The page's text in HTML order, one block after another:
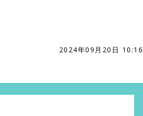
2024年09月20日 10:16